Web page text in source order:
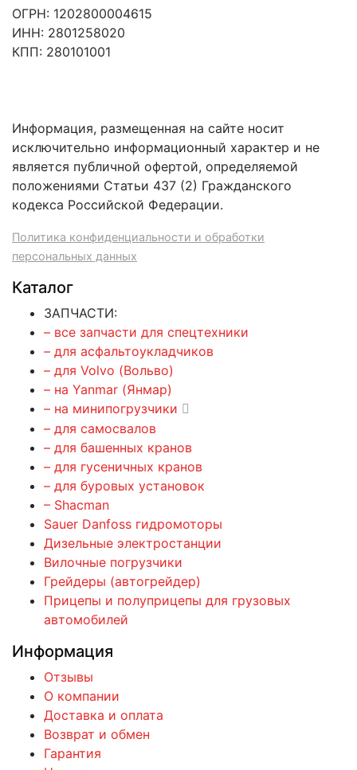
ОГРН: 1202800004615
ИНН: 2801258020
КПП: 280101001
Информация, размещенная на сайте носит
исключительно информационный характер и не
является публичной офертой, определяемой
положениями Статьи 437 (2) Гражданского
кодекса Российской Федерации.
Политика конфиденциальности и обработки
персональных данных
Каталог
ЗАПЧАСТИ:
– все запчасти для спецтехники
– для асфальтоукладчиков
– для Volvo (Вольво)
– на Yanmar (Янмар)
– на минипогрузчики
– для самосвалов
– для башенных кранов
– для гусеничных кранов
– для буровых установок
– Shacman
Sauer Danfoss гидромоторы
Дизельные электростанции
Вилочные погрузчики
Грейдеры (автогрейдер)
Прицепы и полуприцепы для грузовых
автомобилей
Информация
Отзывы
О компании
Доставка и оплата
Возврат и обмен
Гарантия